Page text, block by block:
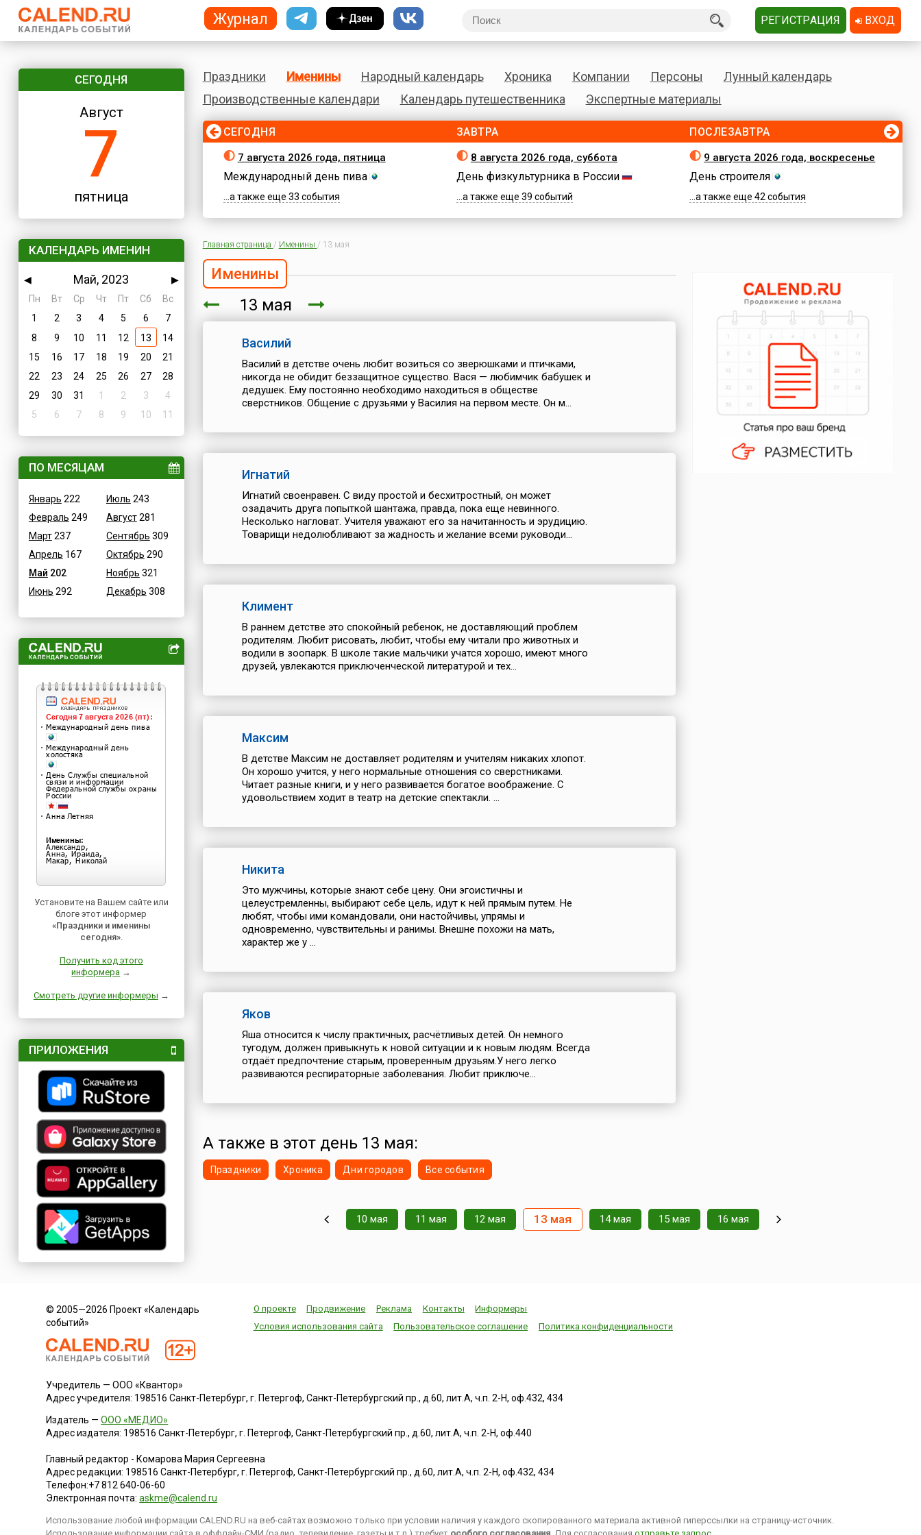
СЕГОДНЯ
Август
7
пятница
КАЛЕНДАРЬ ИМЕНИН
◀ Май, 2023
▶
Пн
Вт Ср Чт Пт Сб
Вс
1
2 3 4 5 6
7
8
9 10 11 12 13
14
15
16 17 18 19 20
21
22
23 24 25 26 27
28
29
30 31 1 2 3
4
5
6 7 8 9 10 11
ПО МЕСЯЦАМ
Январь 222
Февраль 249
Март237
Апрель 167
Май 202
Июнь 292
Июль 243
Август281
Сентябрь 309
Октябрь 290
Ноябрь 321
Декабрь 308
Установите на Вашем сайте или
блоге этот информер
«Праздники и именины
сегодня».
Получить код этого
информера →
Смотреть другие информеры →
ПРИЛОЖЕНИЯ
Праздники Именины Народный календарь Хроника Компании Персоны
Лунный календарь
Производственные календари
Календарь путешественника Экспертные материалы
СЕГОДНЯ
7 августа 2026 года, пятница
Международный день пива
...а также еще 33 события
ЗАВТРА
8 августа 2026 года, суббота
День физкультурника в России
...а также еще 39 событий
ПОСЛЕЗАВТРА
9 августа 2026 года, воскресенье
День строителя
...а также еще 42 события
Главная страница / Именины / 13 мая
Именины
13 мая
Василий
Василий в детстве очень любит возиться со зверюшками и птичками,
никогда не обидит беззащитное существо. Вася — любимчик бабушек и
дедушек. Ему постоянно необходимо находиться в обществе
сверстников. Общение с друзьями у Василия на первом месте. Он м...
Игнатий
Игнатий своенравен. С виду простой и бесхитростный, он может
озадачить друга попыткой шантажа, правда, пока еще невинного.
Несколько нагловат. Учителя уважают его за начитанность и эрудицию.
Товарищи недолюбливают за жадность и желание всеми руководи...
Климент
В раннем детстве это спокойный ребенок, не доставляющий проблем
родителям. Любит рисовать, любит, чтобы ему читали про животных и
водили в зоопарк. В школе такие мальчики учатся хорошо, имеют много
друзей, увлекаются приключенческой литературой и тех...
Максим
В детстве Максим не доставляет родителям и учителям никаких хлопот.
Он хорошо учится, у него нормальные отношения со сверстниками.
Читает разные книги, и у него развивается богатое воображение. С
удовольствием ходит в театр на детские спектакли. ...
Никита
Это мужчины, которые знают себе цену. Они эгоистичны и
целеустремленны, выбирают себе цель, идут к ней прямым путем. Не
любят, чтобы ими командовали, они настойчивы, упрямы и
одновременно, чувствительны и ранимы. Внешне похожи на мать,
характер же у ...
Яков
Яша относится к числу практичных, расчётливых детей. Он немного
тугодум, должен привыкнуть к новой ситуации и к новым людям. Всегда
отдаёт предпочтение старым, проверенным друзьям.У него легко
развиваются респираторные заболевания. Любит приключе...
А также в этот день 13 мая:
Праздники Хроника Дни городов Все события
10 мая 11 мая 12 мая 13 мая 14 мая 15 мая 16 мая
© 2005—2026 Проект «Календарь
событий»
О проекте Продвижение Реклама Контакты
Информеры
Условия использования сайта
Пользовательское соглашение Политика конфиденциальности
Учредитель — ООО «Квантор»
Адрес учредителя: 198516 Санкт-Петербург, г. Петергоф, Санкт-Петербургский пр., д.60, лит.А, ч.п. 2-Н, оф.432, 434
Издатель —ООО «МЕДИО»
Адрес издателя: 198516 Санкт-Петербург, г. Петергоф, Санкт-Петербургский пр., д.60, лит.А, ч.п. 2-Н, оф.440
Главный редактор - Комарова Мария Сергеевна
Адрес редакции: 198516 Санкт-Петербург, г. Петергоф,Санкт-Петербургский пр., д.60, лит.А, ч.п. 2-Н, оф.432, 434
Телефон:+7 812 640-06-60
Электронная почта:askme@calend.ru
Использование любой информации CALEND.RU на веб-сайтах возможно только при условии наличия у каждого скопированного материала активной гиперссылки на страницу-источник.
Журнал РЕГИСТРАЦИЯ ВХОД